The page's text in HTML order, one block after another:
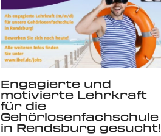
Engagierte und
motivierte Lehrkraft
für die
Gehörlosenfachschule
in Rendsburg gesucht!